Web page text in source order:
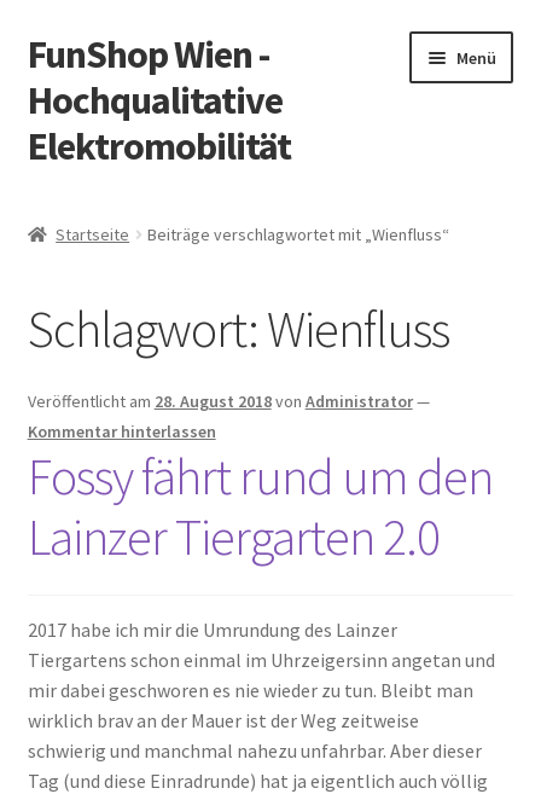
Zur
Navigation
springen
Zum
Inhalt
springen
FunShop Wien -
Hochqualitative
Elektromobilität
Menü
Vorsicht Internetbetrug
Über FunShop
Impressum
Zum Onlineshop in der Web Version
Startseite Beiträge verschlagwortet mit „Wienfluss“
Schlagwort:Wienfluss
Veröffentlicht am 28. August 2018von Administrator—
Kommentar hinterlassen
Fossy fährt rund um den
Lainzer Tiergarten 2.0
2017 habe ich mir die Umrundung des Lainzer
Tiergartens schon einmal im Uhrzeigersinn angetan und
mir dabei geschworen es nie wieder zu tun. Bleibt man
wirklich brav an der Mauer ist der Weg zeitweise
schwierig und manchmal nahezu unfahrbar. Aber dieser
Tag (und diese Einradrunde) hat ja eigentlich auch völlig